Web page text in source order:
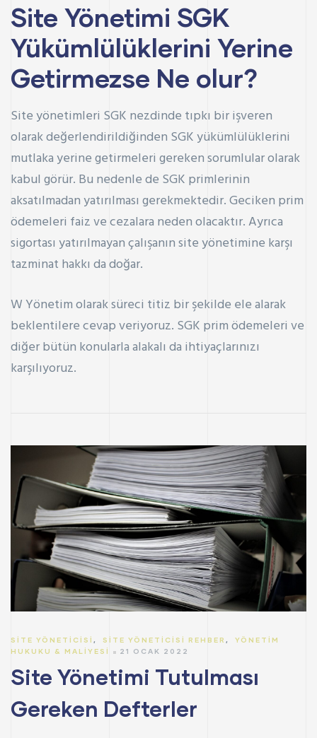
Site Yönetimi SGK
Yükümlülüklerini Yerine
Getirmezse Ne olur?
Site yönetimleri SGK nezdinde tıpkı bir işveren
olarak değerlendirildiğinden SGK yükümlülüklerini
mutlaka yerine getirmeleri gereken sorumlular olarak
kabul görür. Bu nedenle de SGK primlerinin
aksatılmadan yatırılması gerekmektedir. Geciken prim
ödemeleri faiz ve cezalara neden olacaktır. Ayrıca
sigortası yatırılmayan çalışanın site yönetimine karşı
tazminat hakkı da doğar.
W Yönetimolarak süreci titiz bir şekilde ele alarak
beklentilere cevap veriyoruz. SGK prim ödemeleri ve
diğer bütün konularla alakalı da ihtiyaçlarınızı
karşılıyoruz.
SITE YÖNETICISI ,SITE YÖNETICISI REHBER ,YÖNETIM
HUKUKU & MALIYESI
21 OCAK 2022
Site Yönetimi Tutulması
Gereken Defterler